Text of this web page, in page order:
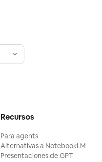
Recursos
Para agents
Alternativas a NotebookLM
Presentaciones de GPT